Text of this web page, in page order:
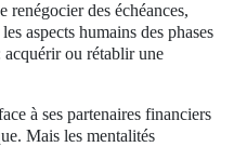
renégocier des échéances,
aspects humains des phases
ou rétablir une
à ses partenaires financiers
Mais les mentalités